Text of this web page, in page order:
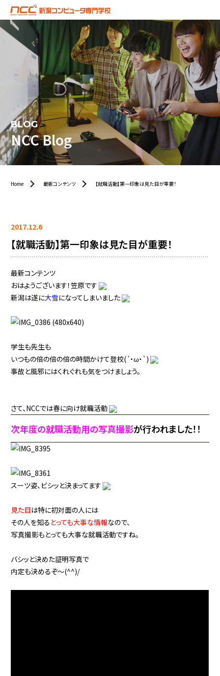
BLOG
NCC Blog
Home 最新コンテンツ 【就職活動】第一印象は見た目が重要！
2017.12.6
【就職活動】第一印象は見た目が重要！
最新コンテンツ
おはようございます！笠原です
新潟は遂に大雪になってしまいました
学生も先生も
いつもの倍の倍の倍の時間かけて登校(´・ω・`)
事故と風邪にはくれぐれも気をつけましょう。
さて、NCCでは春に向け就職活動
次年度の就職活動用の写真撮影が行われました！！
スーツ姿、ビシッと決まってます
見た目は特に初対面の人には
その人を知る とっても大事な情報なので、
写真撮影もとっても大事な就職活動ですね。
バシッと決めた証明写真で
内定も決めるぞ～(^^)/